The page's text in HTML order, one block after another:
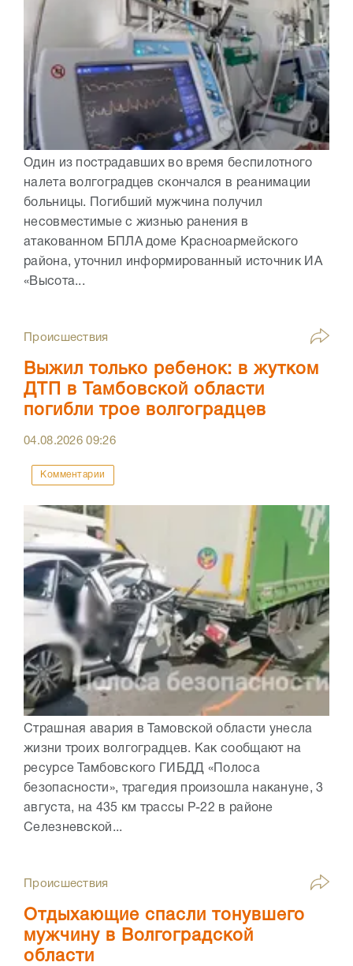
Один из пострадавших во время беспилотного
налета волгоградцев скончался в реанимации
больницы. Погибший мужчина получил
несовместимые с жизнью ранения в
атакованном БПЛА доме Красноармейского
района, уточнил информированный источник ИА
«Высота...
Происшествия
Выжил только ребенок: в жутком
ДТП в Тамбовской области
погибли трое волгоградцев
04.08.202609:26
Комментарии
Страшная авария в Тамовской области унесла
жизни троих волгоградцев. Как сообщают на
ресурсе Тамбовского ГИБДД «Полоса
безопасности», трагедия произошла накануне, 3
августа, на 435 км трассы Р-22 в районе
Селезневской...
Происшествия
Отдыхающие спасли тонувшего
мужчину в Волгоградской
области